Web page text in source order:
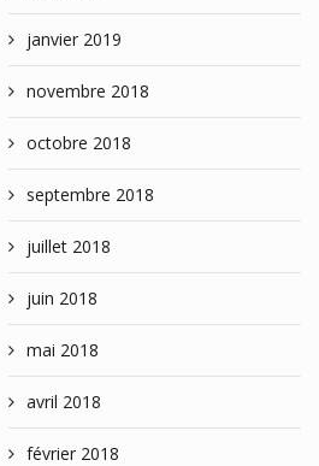
janvier 2019
novembre 2018
octobre 2018
septembre 2018
juillet 2018
juin 2018
mai 2018
avril 2018
février 2018